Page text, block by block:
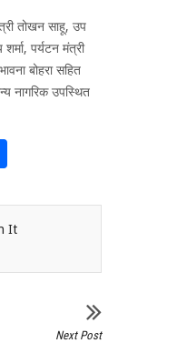
तोखन साहू, उप
पर्यटन मंत्री
बोहरा सहित
नागरिक उपस्थित
Next Post